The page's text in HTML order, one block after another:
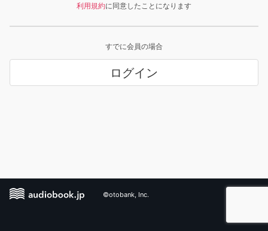
利用規約に同意したことになります
すでに会員の場合
ログイン
©otobank, Inc.